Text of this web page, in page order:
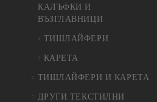
КАЛЪФКИ И
ВЪЗГЛАВНИЦИ
ТИШЛАЙФЕРИ
КАРЕТА
ТИШЛАЙФЕРИ И КАРЕТА
ДРУГИ ТЕКСТИЛНИ